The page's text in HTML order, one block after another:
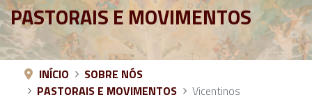
PASTORAIS E MOVIMENTOS
INÍCIO
SOBRE NÓS
PASTORAIS E MOVIMENTOS
Vicentinos